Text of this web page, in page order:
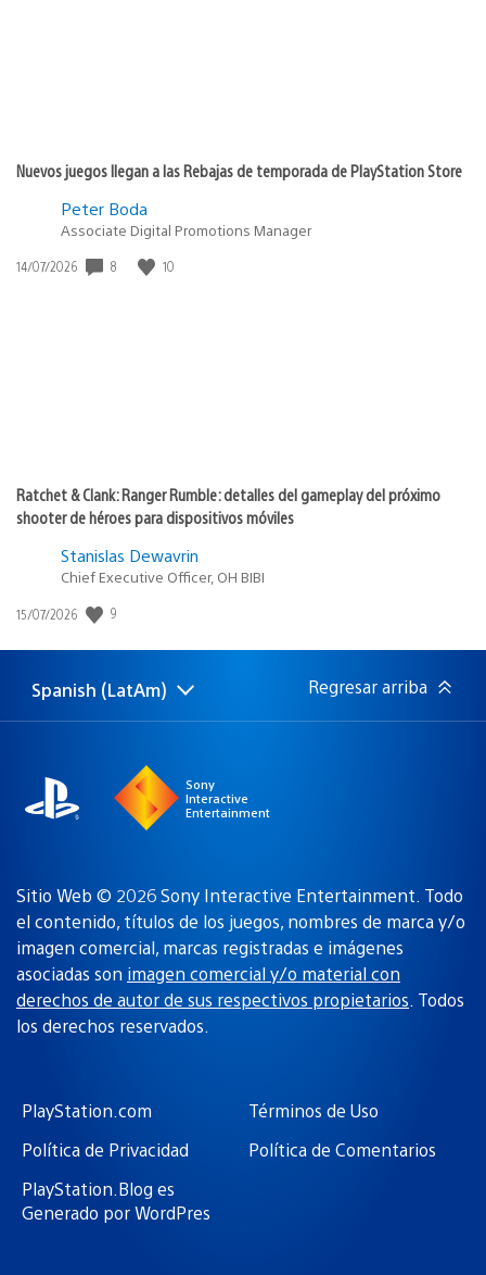
Nuevos juegos llegan a las Rebajas de temporada de PlayStation Store
Peter Boda
Associate Digital Promotions Manager
Fecha
14/07/2026 8 10
Ratchet & Clank: Ranger Rumble: detalles del gameplay del próximo
shooter de héroes para dispositivos móviles
Stanislas Dewavrin
Chief Executive Officer, OH BIBI
Fecha
publicación:
15/07/2026 9
Elige
una
Región
actual:
Spanish (LatAm) Regresar arriba
Sony
Interactive
Entertainment
Sitio Web © 2026 Sony Interactive Entertainment. Todo
el contenido, títulos de los juegos, nombres de marca y/o
imagen comercial, marcas registradas e imágenes
asociadas son imagen comercial y/o material con
derechos de autor de sus respectivos propietarios. Todos
los derechos reservados.
PlayStation.com
Términos de Uso
Política de Privacidad
Política de Comentarios
PlayStation.Blog es
Generado por WordPres